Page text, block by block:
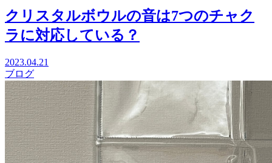
クリスタルボウルの音は7つのチャク
ラに対応している？
2023.04.21
ブログ